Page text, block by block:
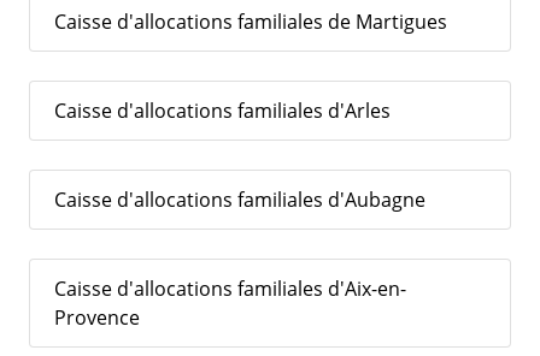
Caisse d'allocations familiales de Martigues
Caisse d'allocations familiales d'Arles
Caisse d'allocations familiales d'Aubagne
Caisse d'allocations familiales d'Aix-en-
Provence